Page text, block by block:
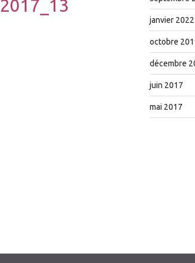
janvier 2022
octobre
décembre
juin 2017
mai 2017